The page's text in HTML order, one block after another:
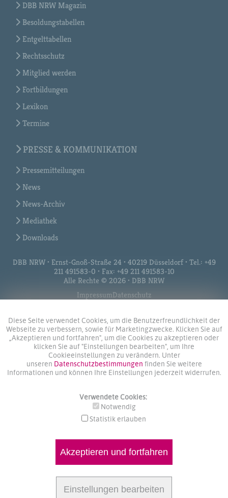
Diese Seite verwendet Cookies, um die Benutzerfreundlichkeit der
Webseite zu verbessern, sowie für Marketingzwecke. Klicken Sie auf
„Akzeptieren und fortfahren", um die Cookies zu akzeptieren oder
klicken Sie auf "Einstellungen bearbeiten", um Ihre
Cookieeinstellungen zu verändern. Unter
unseren Datenschutzbestimmungen finden Sie weitere
Informationen und können Ihre Einstellungen jederzeit widerrufen.
Verwendete Cookies:
Notwendig
Statistik erlauben
Akzeptieren und fortfahren
Einstellungen bearbeiten
DBB NRW Magazin
Besoldungstabellen
Entgelttabellen
Rechtsschutz
Mitglied werden
Fortbildungen
Lexikon
Termine
PRESSE & KOMMUNIKATION
Pressemitteilungen
News
News-Archiv
Mediathek
Downloads
DBB NRW • Ernst-Gnoß-Straße 24 • 40219 Düsseldorf • Tel.: +49
211 491583-0 • Fax: +49 211 491583-10
Alle Rechte © 2026 • DBB NRW
ImpressumDatenschutz